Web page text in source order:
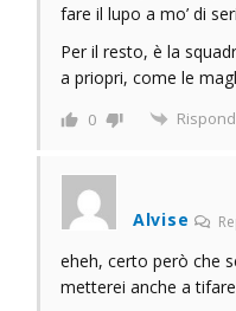
fare il lupo a mo’ di
Per il resto, è la
a priopri, come le
0
Alvise
eheh, certo però che
metterei anche a